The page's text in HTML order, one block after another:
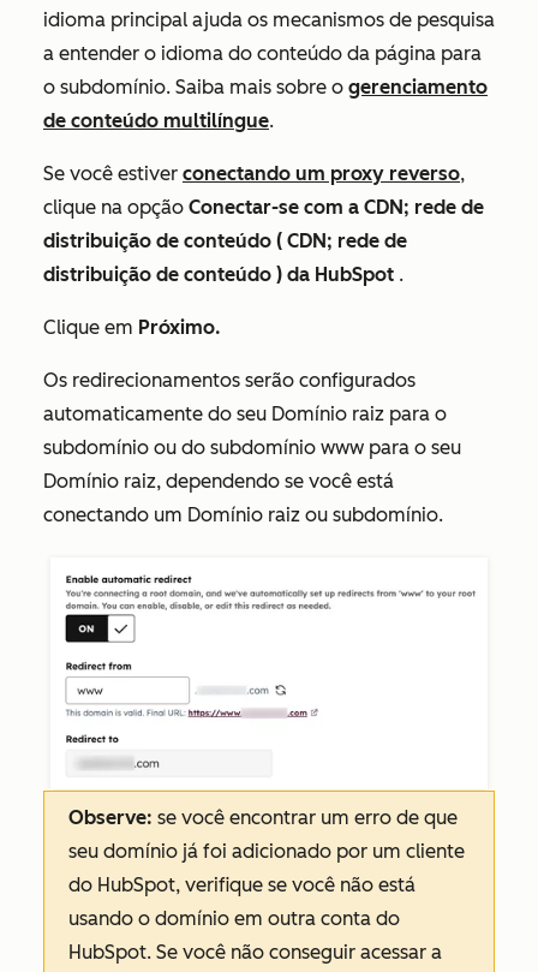
idioma principal ajuda os mecanismos de pesquisa
a entender o idioma do conteúdo da página para
o subdomínio. Saiba mais sobre o gerenciamento
de conteúdo multilíngue.
Se você estiver conectando um proxy reverso,
clique na opção Conectar-se com a CDN; rede de
distribuição de conteúdo ( CDN; rede de
distribuição de conteúdo ) da HubSpot .
Clique em Próximo.
Os redirecionamentos serão configurados
automaticamente do seu Domínio raiz para o
subdomínio ou do subdomínio www para o seu
Domínio raiz, dependendo se você está
conectando um Domínio raiz ou subdomínio.
Observe: se você encontrar um erro de que
seu domínio já foi adicionado por um cliente
do HubSpot, verifique se você não está
usando o domínio em outra conta do
HubSpot. Se você não conseguir acessar a